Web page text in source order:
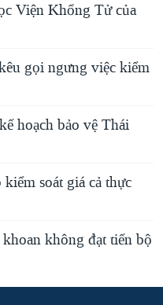
Viện Khổng Tử của
gọi ngưng việc kiểm
hoạch bảo vệ Thái
soát giá cả thực
không đạt tiến bộ